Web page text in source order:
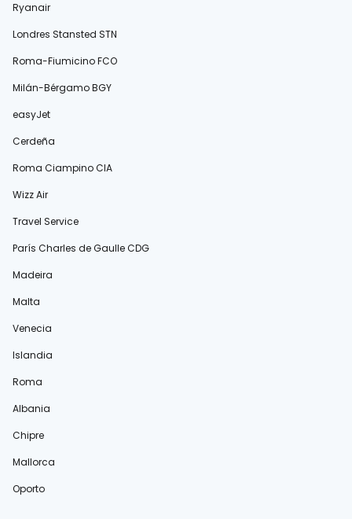
Ryanair
Londres Stansted STN
Roma-Fiumicino FCO
Milán-Bérgamo BGY
easyJet
Cerdeña
Roma Ciampino CIA
Wizz Air
Travel Service
París Charles de Gaulle CDG
Madeira
Malta
Venecia
Islandia
Roma
Albania
Chipre
Mallorca
Oporto